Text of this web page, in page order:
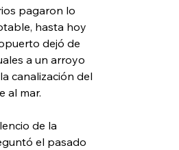
pagaron lo
hasta hoy
dejó de
a un arroyo
canalización del
al mar.
de la
el pasado